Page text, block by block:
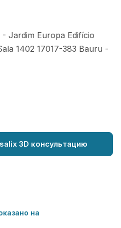
- Jardim Europa Edifício
1402 17017-383 Bauru -
3D консультацию
на